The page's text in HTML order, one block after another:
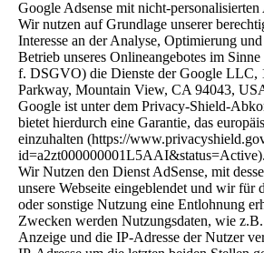
Google Adsense mit nicht-personalisierten
Wir nutzen auf Grundlage unserer
Interesse an der Analyse, Optimierung
Betrieb unseres Onlineangebotes im
f. DSGVO) die Dienste der Google LLC,
Parkway, Mountain View, CA 94043,
Google ist unter dem Privacy-Shield-
bietet hierdurch eine Garantie, das
einzuhalten (https://
id=a2zt000000001L5AAI&status=Active).
Wir Nutzen den Dienst AdSense, mit
unsere Webseite eingeblendet und wir für
oder sonstige Nutzung eine Entlohnung
Zwecken werden Nutzungsdaten, wie
Anzeige und die IP-Adresse der Nutzer